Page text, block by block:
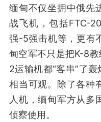
缅甸不仅坐拥中俄先
战飞机，包括FTC-
强-5强击机等，更有
甸空军不只是把K-8
2运输机都“客串”了
相当可观。除了各种
人机，缅甸军方从多
侦察使用。